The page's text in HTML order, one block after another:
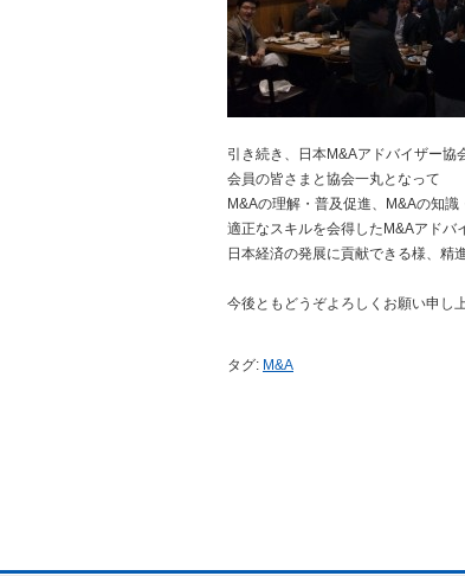
引き続き、日本M&Aアドバイザー協
会員の皆さまと協会一丸となって
M&Aの理解・普及促進、M&Aの知識
適正なスキルを会得したM&Aアドバ
日本経済の発展に貢献できる様、精
今後ともどうぞよろしくお願い申し
タグ: M&A